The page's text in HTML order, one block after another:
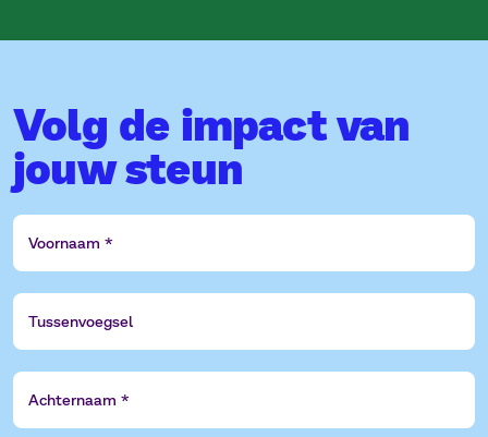
Volg de impact van
jouw steun
Voornaam
Tussenvoegsel
Achternaam